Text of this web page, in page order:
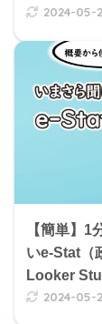
2024-05-
【簡単】1
いe-Stat（
Looker
2024-05-